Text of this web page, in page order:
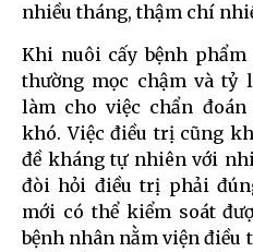
nhiều tháng, thậm chí
Khi nuôi cấy bệnh
thường mọc chậm và tỷ
làm cho việc chẩn
khó. Việc điều trị cũng
đề kháng tự nhiên với
đòi hỏi điều trị phải
mới có thể kiểm soát
bệnh nhân nằm viện điều